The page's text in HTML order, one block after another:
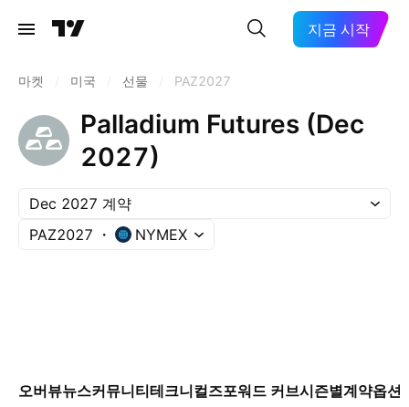
지금 시작
마켓 미국 선물 PAZ2027
Palladium Futures (Dec
2027)
Dec 2027 계약
PAZ2027
NYMEX
오버뷰뉴스커뮤니티테크니컬즈포워드 커브시즌별계약옵션